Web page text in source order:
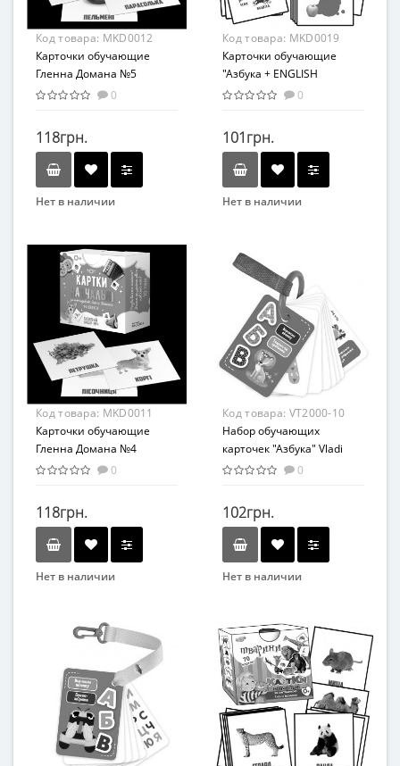
Материал
Комбинированный
Материал
Картон
Код товара: MKD0012
Карточки обучающие
Гленна Домана №5
Мастер MKD0012 укр
0
118грн.
Нет в наличии
Развивающие
Возраст
С рождения
Возрастная группа
От 0 лет
Материал
Картон
Код товара: MKD0019
Карточки обучающие
"Азбука + ENGLISH
ALPHABET" Мастер
0
101грн.
Нет в наличии
Вид
Развивающие
Возраст
С рождения
Возрастная группа
От 0 лет
Материал
Картон
Код товара: MKD0011
Карточки обучающие
Гленна Домана №4
Мастер MKD0011 укр
0
118грн.
Нет в наличии
Возраст
С рождения
Возрастная группа
От 0 лет
Код товара: VT2000-10
Набор обучающих
карточек "Азбука" Vladi
Toys VТ2000-10 укр
0
102грн.
Нет в наличии